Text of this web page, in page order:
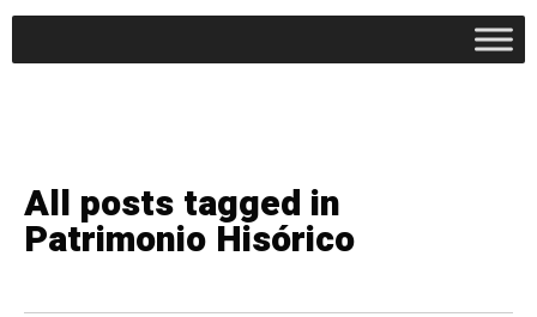
All posts tagged in
Patrimonio Hisórico